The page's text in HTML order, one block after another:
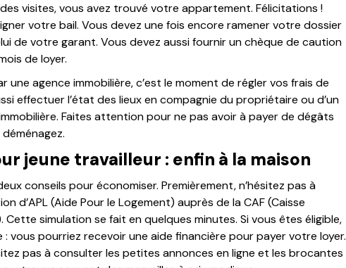
visites, vous avez trouvé votre appartement. Félicitations !
votre bail. Vous devez une fois encore ramener votre dossier
de votre garant. Vous devez aussi fournir un chèque de caution
de loyer.
une agence immobilière, c’est le moment de régler vos frais de
effectuer l’état des lieux en compagnie du propriétaire ou d’un
Faites attention pour ne pas avoir à payer de dégâts
jeune travailleur : enfin à la maison
conseils pour économiser. Premièrement, n’hésitez pas à
d’APL (Aide Pour le Logement) auprès de la CAF (Caisse
Cette simulation se fait en quelques minutes. Si vous êtes éligible,
vous pourriez recevoir une aide financière pour payer votre loyer.
pas à consulter les petites annonces en ligne et les brocantes